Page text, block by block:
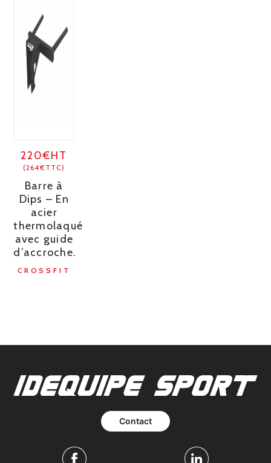
220€HT
(264€TTC)
Barre à
Dips – En
acier
thermolaqué
avec guide
d’accroche.
CROSSFIT
Contact